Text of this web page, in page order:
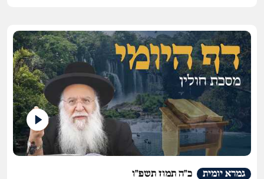
כ"ה תמוז תשפ"ו גמרא יומית